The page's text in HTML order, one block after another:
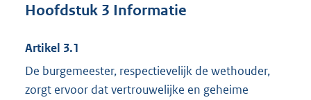
Hoofdstuk 3 Informatie
Artikel 3.1
De burgemeester, respectievelijk de wethouder,
zorgt ervoor dat vertrouwelijke en geheime